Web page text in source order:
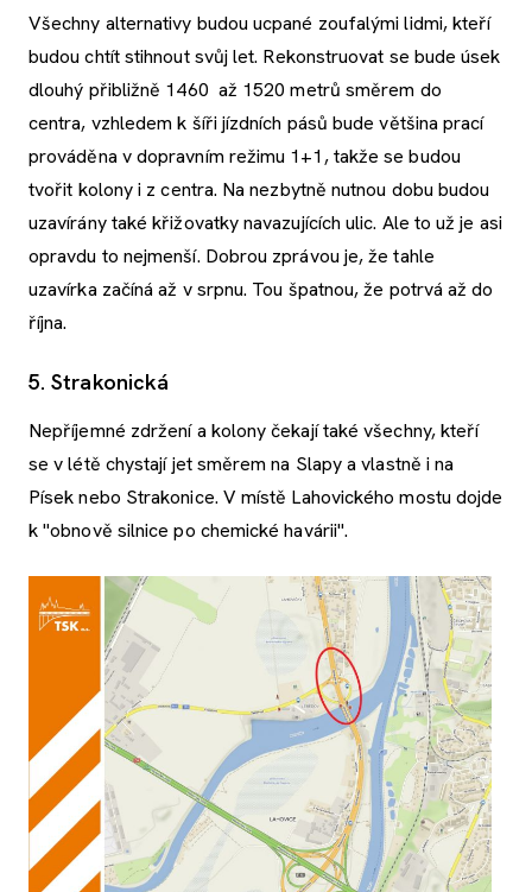
Všechny alternativy budou ucpané zoufalými lidmi, kteří
budou chtít stihnout svůj let. Rekonstruovat se bude úsek
dlouhý přibližně 1460 až 1520 metrů směrem do
centra, vzhledem k šíři jízdních pásů bude většina prací
prováděna v dopravním režimu 1+1, takže se budou
tvořit kolony i z centra. Na nezbytně nutnou dobu budou
uzavírány také křižovatky navazujících ulic. Ale to už je asi
opravdu to nejmenší. Dobrou zprávou je, že tahle
uzavírka začíná až v srpnu. Tou špatnou, že potrvá až do
října.
5. Strakonická
Nepříjemné zdržení a kolony čekají také všechny, kteří
se v létě chystají jet směrem na Slapy a vlastně i na
Písek nebo Strakonice. V místě Lahovického mostu dojde
k "obnově silnice po chemické havárii".